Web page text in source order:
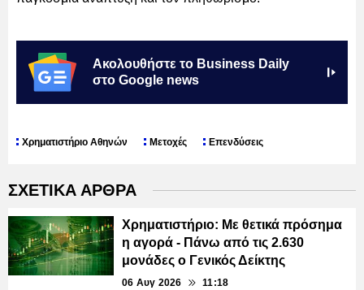
Ακολουθήστε το Business Daily
στο Google news
Χρηματιστήριο Αθηνών Μετοχές Επενδύσεις
ΣΧΕΤΙΚΑ ΑΡΘΡΑ
Χρηματιστήριο: Με θετικά πρόσημα
η αγορά - Πάνω από τις 2.630
μονάδες ο Γενικός Δείκτης
06 Αυγ 2026 11:18